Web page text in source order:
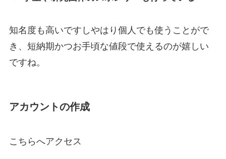
知名度も高いですしやはり個人でも使うことがで
き、短納期かつお手頃な値段で使えるのが嬉しい
ですね。
アカウントの作成
こちらへアクセス